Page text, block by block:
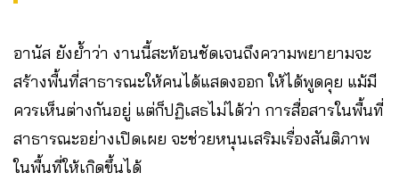
อานัส ยังย้ำว่า งานนี้สะท้อนชัดเจนถึงความพยายามจะ
สร้างพื้นที่สาธารณะให้คนได้แสดงออก ให้ได้พูดคุย แม้มี
ควรเห็นต่างกันอยู่ แต่ก็ปฏิเสธไม่ได้ว่า การสื่อสารในพื้นที่
สาธารณะอย่างเปิดเผย จะช่วยหนุนเสริมเรื่องสันติภาพ
ในพื้นที่ให้เกิดขึ้นได้